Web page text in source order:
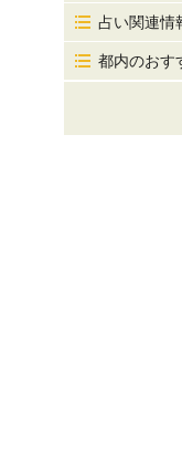
占い関連情
都内のおす